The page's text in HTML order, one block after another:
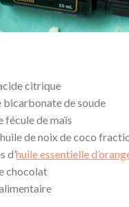
citrique
bicarbonate de soude
fécule de maïs
de noix de coco
d’huile essentielle
chocolat